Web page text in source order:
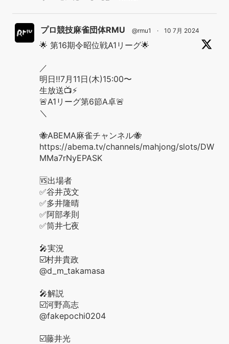
プロ競技麻雀団体RMU @rmu1 · 10 7月 2024
🌟 第16期令昭位戦A1リーグ🌟
／
明日‼️7月11日(木)15:00〜
生放送📺⚡️
🚨A1リーグ第6節A卓🚨
＼
🐝ABEMA麻雀チャンネル🐝
https://abema.tv/channels/mahjong/slots/DW
MMa7rNyEPASK
🆚出場者
✅谷井茂文
✅多井隆晴
✅阿部孝則
✅筒井七夜
🎤実況
☑️村井貴政
@d_m_takamasa
🎤解説
☑️河野高志
@fakepochi0204
☑️藤井光